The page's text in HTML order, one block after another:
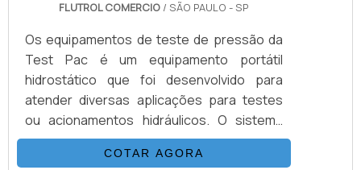
FLUTROL COMERCIO / SÃO PAULO - SP
Os equipamentos de teste de pressão da
Test Pac é um equipamento portátil
hidrostático que foi desenvolvido para
atender diversas aplicações para testes
ou acionamentos hidráulicos. O sistema
dos equipamentos de teste é composto
basicamente por uma bomba
COTAR AGORA